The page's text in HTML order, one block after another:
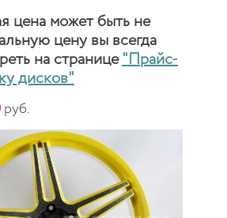
цена может быть не
цену вы всегда
на странице "Прайс-
дисков"
руб.